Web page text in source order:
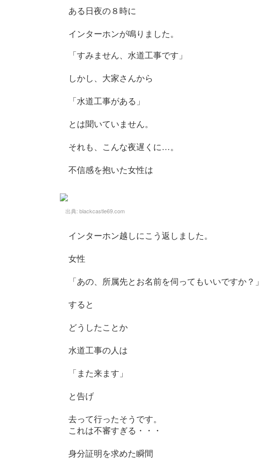
ある日夜の８時に
インターホンが鳴りました。
「すみません、水道工事です」
しかし、大家さんから
「水道工事がある」
とは聞いていません。
それも、こんな夜遅くに…。
不信感を抱いた女性は
出典: blackcastle69.com
インターホン越しにこう返しました。
女性
「あの、所属先とお名前を伺ってもいいですか？」
すると
どうしたことか
水道工事の人は
「また来ます」
と告げ
去って行ったそうです。
これは不審すぎる・・・
身分証明を求めた瞬間